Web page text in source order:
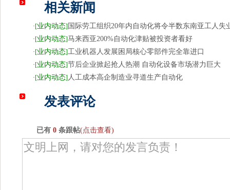
相关新闻
·[业内动态] 国际劳工组织20年内自动化将令半数东南亚工人失
·[业内动态]马来西亚200%自动化津贴被投资者看好
·[业内动态]工业机器人发展困局核心零部件完全靠进口
·[业内动态]节后企业掀起抢人热潮 自动化设备市场潜力巨大
·[业内动态] 人工成本高企制造业寻道生产自动化
发表评论
已有 0 条跟帖(点击查看)